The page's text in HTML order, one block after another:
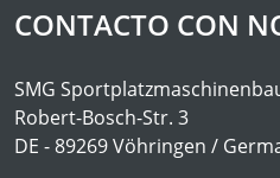
CONTACTO CON
SMG
Robert-Bosch-Str. 3
DE - 89269 Vöhringen /